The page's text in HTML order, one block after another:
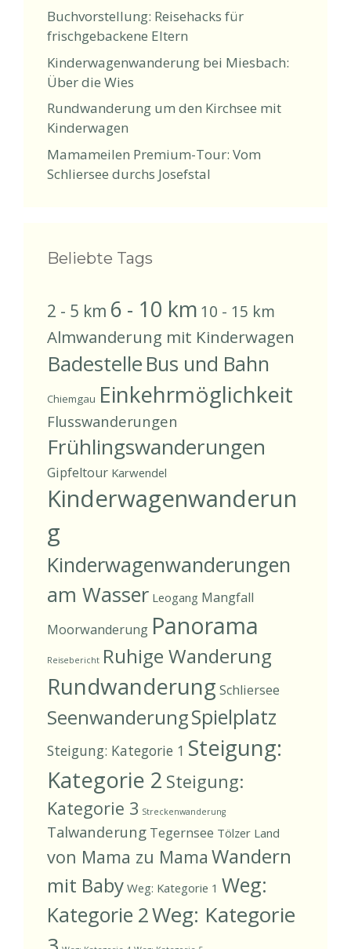
Buchvorstellung: Reisehacks für
frischgebackene Eltern
Kinderwagenwanderung bei Miesbach:
Über die Wies
Rundwanderung um den Kirchsee mit
Kinderwagen
Mamameilen Premium-Tour: Vom
Schliersee durchs Josefstal
Beliebte Tags
2 - 5 km 6 - 10 km 10 - 15 km
Almwanderung mit Kinderwagen
Badestelle Bus und Bahn
Chiemgau Einkehrmöglichkeit
Flusswanderungen
Frühlingswanderungen
Gipfeltour Karwendel
Kinderwagenwanderun
g
Kinderwagenwanderungen
am Wasser Leogang Mangfall
Moorwanderung Panorama
Reisebericht Ruhige Wanderung
Rundwanderung Schliersee
SeenwanderungSpielplatz
Steigung: Kategorie 1 Steigung:
Kategorie 2 Steigung:
Kategorie 3 Streckenwanderung
Talwanderung Tegernsee Tölzer Land
von Mama zu Mama Wandern
mit Baby Weg: Kategorie 1 Weg:
Kategorie 2Weg: Kategorie